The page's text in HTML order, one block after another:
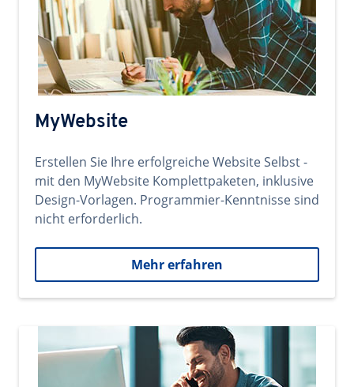
MyWebsite
Erstellen Sie Ihre erfolgreiche Website Selbst -
mit den MyWebsite Komplettpaketen, inklusive
Design-Vorlagen. Programmier-Kenntnisse sind
nicht erforderlich.
Mehr erfahren